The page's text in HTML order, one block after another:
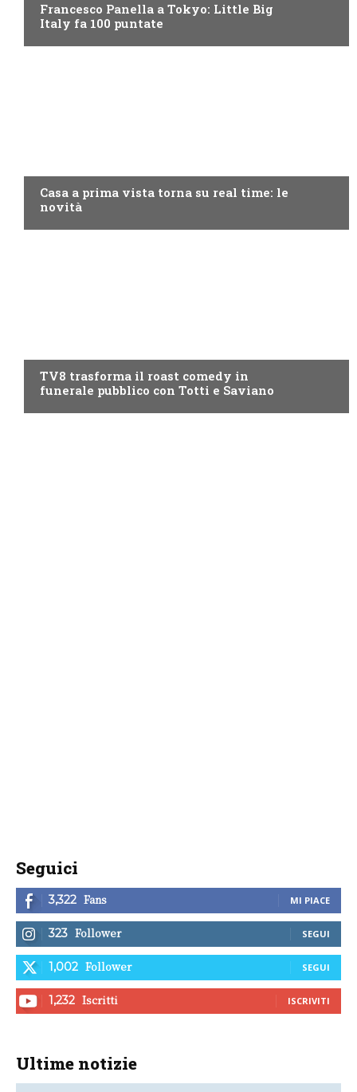
Francesco Panella a Tokyo: Little Big
Italy fa 100 puntate
Casa a prima vista torna su real time: le
novità
TV8 trasforma il roast comedy in
funerale pubblico con Totti e Saviano
Seguici
3,322 Fans MI PIACE
323 Follower SEGUI
1,002 Follower SEGUI
1,232 Iscritti ISCRIVITI
Ultime notizie